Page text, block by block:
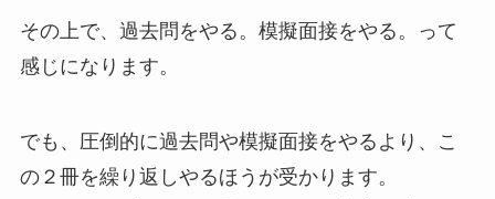
その上で、過去問をやる。模擬面接をやる。って
感じになります。
でも、圧倒的に過去問や模擬面接をやるより、こ
の２冊を繰り返しやるほうが受かります。